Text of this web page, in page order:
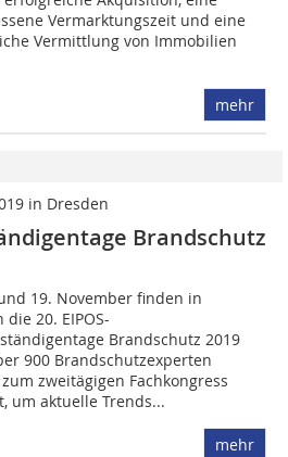
Vermarktungszeit und eine
Vermittlung von Immobilien
mehr
in Dresden
Brandschutz
19. November finden in
die 20. EIPOS-
Brandschutz 2019
900 Brandschutzexperten
zweitägigen Fachkongress
um aktuelle Trends...
mehr